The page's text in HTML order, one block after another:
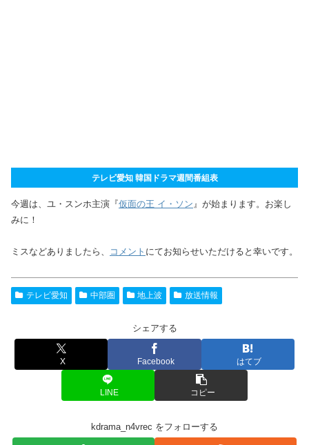
テレビ愛知 韓国ドラマ週間番組表
今週は、ユ・スンホ主演『仮面の王 イ・ソン 』が始まります。お楽し
みに！
ミスなどありましたら、 コメント にてお知らせいただけると幸いです。
テレビ愛知 中部圏 地上波 放送情報
シェアする
X Facebook はてブ
LINE コピー
kdrama_n4vrec をフォローする